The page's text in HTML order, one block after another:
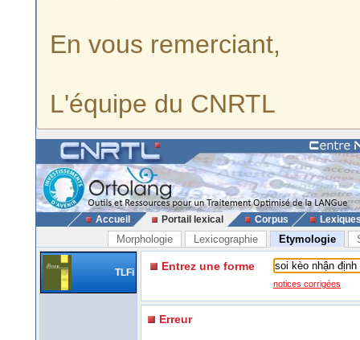
En vous remerciant,
L'équipe du CNRTL
Accueil Portail lexical Corpus
Morphologie Lexicographie Etymologie
TLFi Entrez une forme
notices corrigées
Erreur